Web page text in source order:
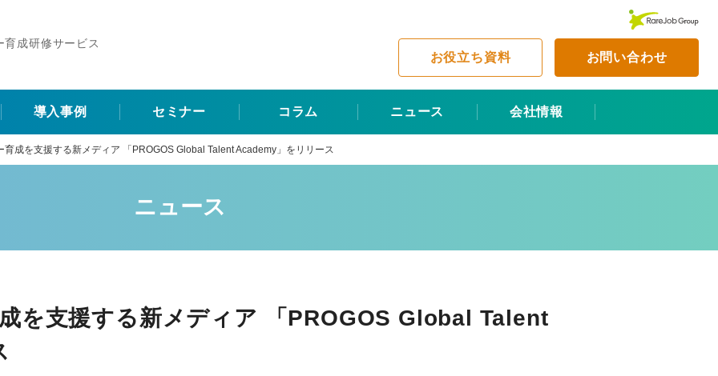
成研修サービス
お役立ち資料 お問い合わせ
導入事例 セミナー コラム ニュース 会社情報
育成を支援する新メディア 「PROGOS Global Talent Academy」をリリース
ニュース
を支援する新メディア 「PROGOS Global Talent